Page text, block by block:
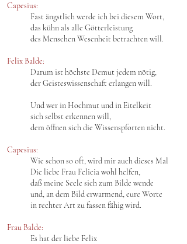
Capesius:
Fast ängstlich werde ich bei diesem Wort,
das kühn als alle Götterleistung
des Menschen Wesenheit betrachten will.
Felix Balde:
Darum ist höchste Demut jedem nötig,
der Geisteswissenschaft erlangen will.
Und wer in Hochmut und in Eitelkeit
sich selbst erkennen will,
dem öffnen sich die Wissenspforten nicht.
Capesius:
Wie schon so oft, wird mir auch dieses Mal
Die liebe Frau Felicia wohl helfen,
daß meine Seele sich zum Bilde wende
und, an dem Bild erwarmend, eure Worte
in rechter Art zu fassen fähig wird.
Frau Balde:
Es hat der liebe Felix